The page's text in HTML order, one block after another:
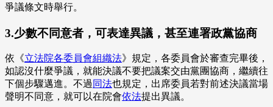
爭議條文時舉行。
3.少數不同意者，可表達異議，甚至連署政黨協商
依《立法院各委員會組織法》規定，各委員會於審查完畢後，
如認沒什麼爭議，就能決議不要把議案交由黨團協商，繼續往
下個步驟邁進。不過 同法也規定，出席委員若對前述決議當場
聲明不同意，就可以在院會依法提出異議。